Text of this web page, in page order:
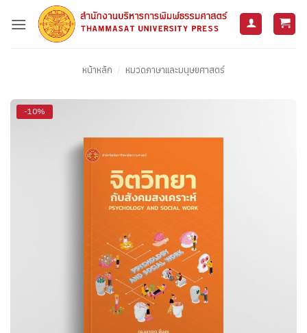
หน้าหลัก / หมวดภาษาและมนุษยศาสตร์
-10%